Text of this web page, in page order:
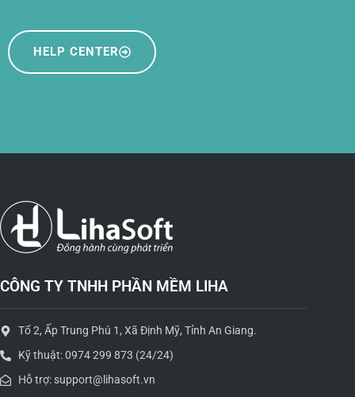
HELP CENTER
CÔNG TY TNHH PHẦN MỀM LIHA
Tổ 2, Ấp Trung Phú 1, Xã Định Mỹ, Tỉnh An Giang.
Kỹ thuật: 0974 299 873 (24/24)
Hỗ trợ: support@lihasoft.vn